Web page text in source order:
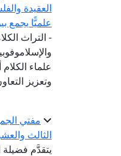
العقيدة
علميًّا يجمع
- التراث
علماء
وتعزيز
الثالث
يتقدَّم فضيلة